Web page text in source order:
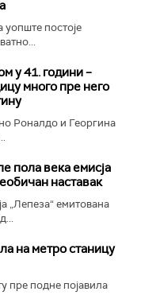
постоје
у 41. години –
много пре него
Роналдо и Георгина
пола века емисја
наставак
„Лепеза“ емитована
на метро станицу
пре подне појавила